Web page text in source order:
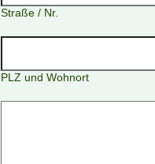
Straße / Nr.
PLZ und Wohnort